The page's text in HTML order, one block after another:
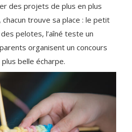
des projets de plus en plus
chacun trouve sa place : le petit
pelotes, l’aîné teste un
organisent un concours
belle écharpe.